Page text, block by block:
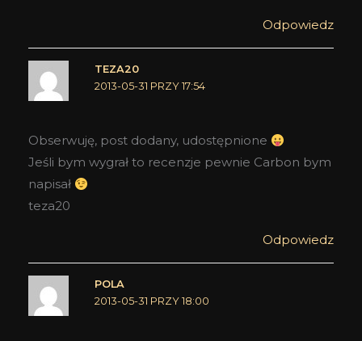
Odpowiedz
TEZA20
2013-05-31 PRZY 17:54
Obserwuję, post dodany, udostępnione
Jeśli bym wygrał to recenzje pewnie Carbon bym
napisał
teza20
Odpowiedz
POLA
2013-05-31 PRZY 18:00